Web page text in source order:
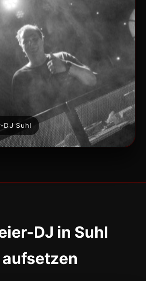
DJ Suhl
DJ in Suhl